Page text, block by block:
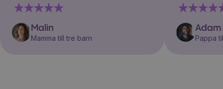
Malin
Mamma till tre barn
Adam
Pappa